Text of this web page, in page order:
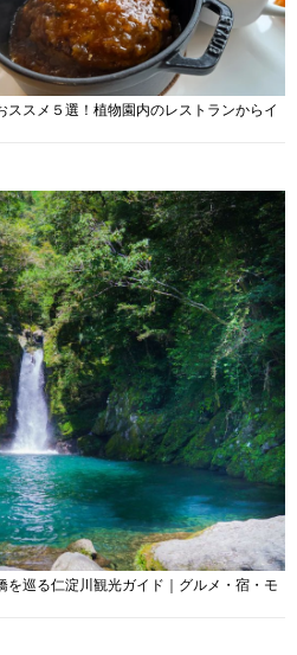
スメ５選！植物園内のレストランからイ
巡る仁淀川観光ガイド｜グルメ・宿・モ